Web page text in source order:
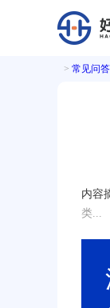
> 常见问答
内容
类...